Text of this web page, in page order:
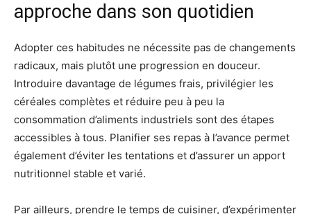
approche dans son quotidien
Adopter ces habitudes ne nécessite pas de changements
radicaux, mais plutôt une progression en douceur.
Introduire davantage de légumes frais, privilégier les
céréales complètes et réduire peu à peu la
consommation d’aliments industriels sont des étapes
accessibles à tous. Planifier ses repas à l’avance permet
également d’éviter les tentations et d’assurer un apport
nutritionnel stable et varié.
Par ailleurs, prendre le temps de cuisiner, d’expérimenter